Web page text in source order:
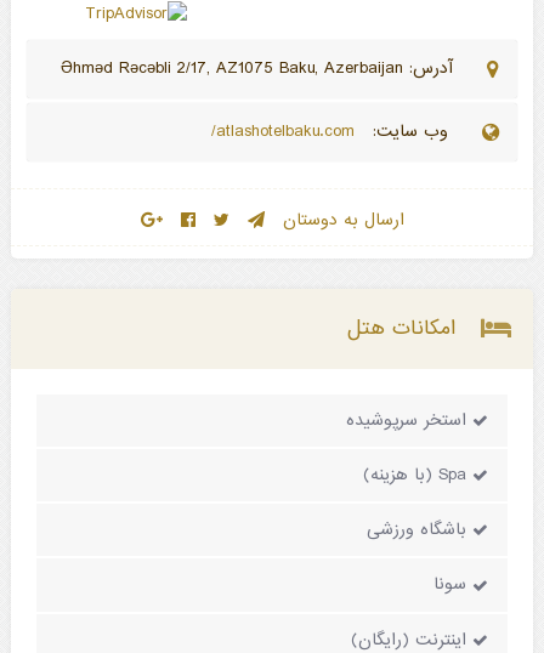
آدرس: Əhməd Rəcəbli 2/17, AZ1075 Baku, Azerbaijan
وب سایت:
ارسال به دوستان
امکانات هتل
استخر سرپوشیده
Spa (با هزینه)
باشگاه ورزشی
سونا
اینترنت (رایگان)